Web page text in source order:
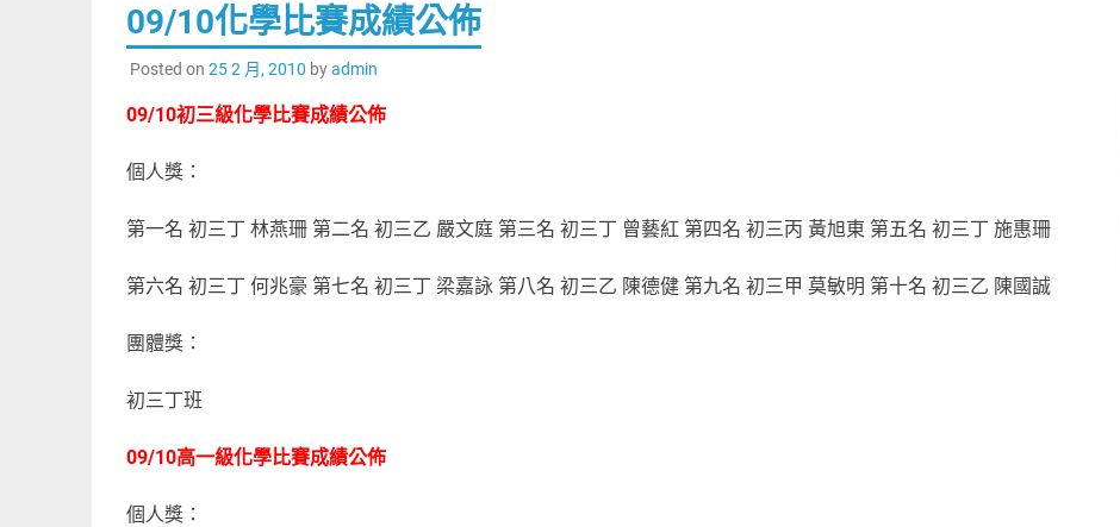
09/10化學比賽成績公佈
Posted on 25 2 月, 2010 byadmin
09/10初三級化學比賽成績公佈
個人獎：
第一名 初三丁 林燕珊 第二名 初三乙 嚴文庭 第三名 初三丁 曾藝紅 第四名 初三丙 黃旭東 第五名 初三丁 施惠珊
第六名 初三丁 何兆豪 第七名 初三丁 梁嘉詠 第八名 初三乙 陳德健 第九名 初三甲 莫敏明 第十名 初三乙 陳國誠
團體獎：
初三丁班
09/10高一級化學比賽成績公佈
個人獎：